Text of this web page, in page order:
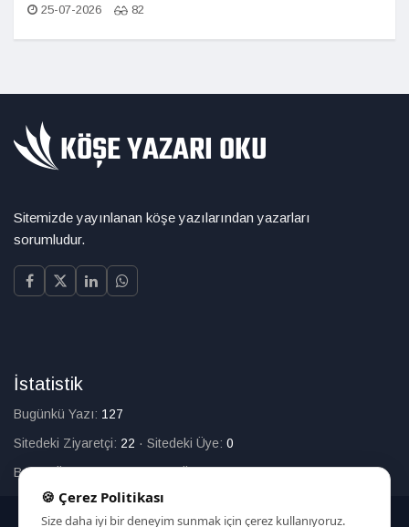
25-07-2026 82
Sitemizde yayınlanan köşe yazılarından yazarları
sorumludur.
İstatistik
Bugünkü Yazı: 127
Sitedeki Ziyaretçi: 22 · Sitedeki Üye: 0
Bugün Üye Olan:0·Toplam Üye:226
🍪 Çerez Politikası
Size daha iyi bir deneyim sunmak için çerez kullanıyoruz.